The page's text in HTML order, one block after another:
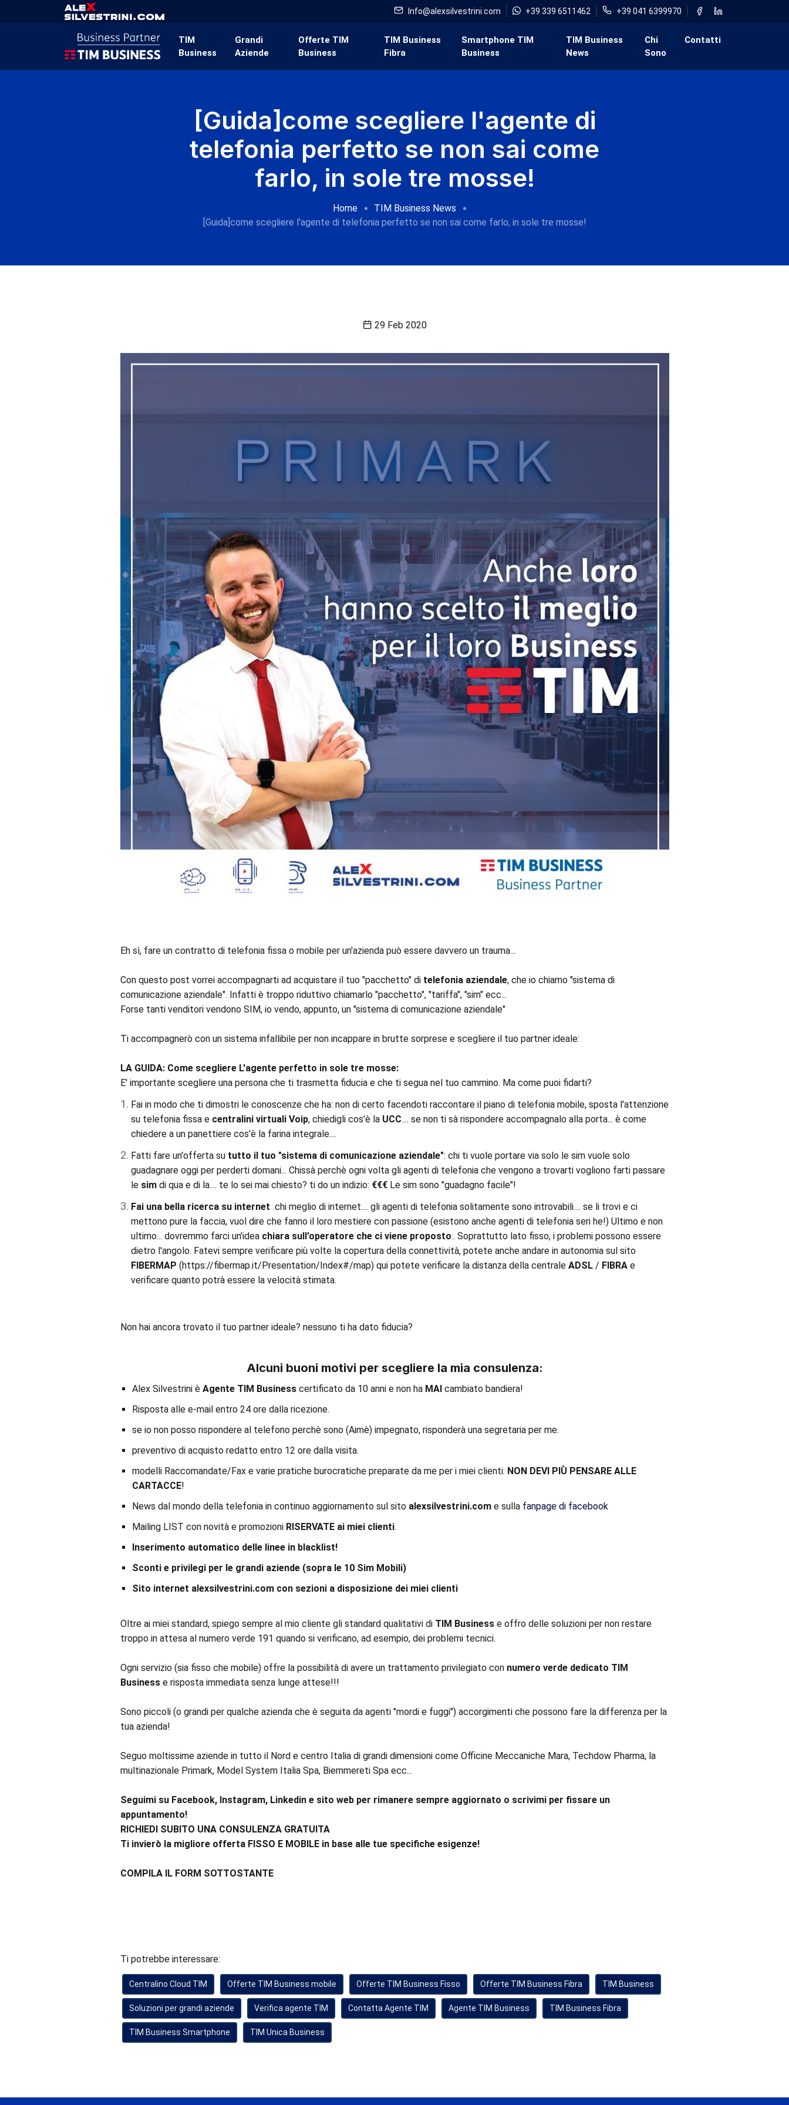
Info@alexsilvestrini.com +39 339 6511462 +39 041 6399970
TIM
Business
Grandi
Aziende
Offerte TIM
Business
TIM Business
Fibra
Smartphone TIM
Business
TIM Business
News
Chi
Sono
Contatti
[Guida]come scegliere l'agente di
telefonia perfetto se non sai come
farlo, in sole tre mosse!
Home
TIM Business News
[Guida]come scegliere l'agente di telefonia perfetto se non sai come farlo, in sole tre mosse!
29 Feb 2020
Eh sì, fare un contratto di telefonia fissa o mobile per un'azienda può essere davvero un trauma...
Con questo post vorrei accompagnarti ad acquistare il tuo "pacchetto" di telefonia aziendale, che io chiamo "sistema di
comunicazione aziendale". Infatti è troppo riduttivo chiamarlo "pacchetto", "tariffa", "sim" ecc...
Forse tanti venditori vendono SIM, io vendo, appunto, un "sistema di comunicazione aziendale"
Ti accompagnerò con un sistema infallibile per non incappare in brutte sorprese e scegliere il tuo partner ideale:
LA GUIDA: Come scegliere L'agente perfetto in sole tre mosse:
E' importante scegliere una persona che ti trasmetta fiducia e che ti segua nel tuo cammino. Ma come puoi fidarti?
Fai in modo che ti dimostri le conoscenze che ha: non di certo facendoti raccontare il piano di telefonia mobile, sposta l'attenzione
su telefonia fissa e centralini virtuali Voip, chiedigli cos'è la UCC.... se non ti sà rispondere accompagnalo alla porta... è come
chiedere a un panettiere cos'è la farina integrale....
Fatti fare un'offerta su tutto il tuo "sistema di comunicazione aziendale": chi ti vuole portare via solo le sim vuole solo
guadagnare oggi per perderti domani... Chissà perchè ogni volta gli agenti di telefonia che vengono a trovarti vogliono farti passare
le sim di qua e di la.... te lo sei mai chiesto? ti do un indizio: €€€Le sim sono "guadagno facile"!
Fai una bella ricerca su internet chi meglio di internet.... gli agenti di telefonia solitamente sono introvabili.... se li trovi e ci
mettono pure la faccia, vuol dire che fanno il loro mestiere con passione (esistono anche agenti di telefonia seri he!) Ultimo e non
ultimo... dovremmo farci un'idea chiara sull'operatore che ci viene proposto.. Soprattutto lato fisso, i problemi possono essere
dietro l'angolo. Fatevi sempre verificare più volte la copertura della connettività, potete anche andare in autonomia sul sito
FIBERMAP (https://fibermap.it/Presentation/Index#/map) qui potete verificare la distanza della centrale ADSL / FIBRA e
verificare quanto potrà essere la velocità stimata.
Non hai ancora trovato il tuo partner ideale? nessuno ti ha dato fiducia?
Alcuni buoni motivi per scegliere la mia consulenza:
Alex Silvestrini è Agente TIM Business certificato da 10 anni e non ha MAI cambiato bandiera!
Risposta alle e-mail entro 24 ore dalla ricezione.
se io non posso rispondere al telefono perchè sono (Aimè) impegnato, risponderà una segretaria per me.
preventivo di acquisto redatto entro 12 ore dalla visita.
modelli Raccomandate/Fax e varie pratiche burocratiche preparate da me per i miei clienti: NON DEVI PIÙ PENSARE ALLE
CARTACCE!
News dal mondo della telefonia in continuo aggiornamento sul sito alexsilvestrini.come sulla fanpage di facebook
Mailing LIST con novità e promozioni RISERVATE ai miei clienti.
Inserimento automatico delle linee in blacklist!
Sconti e privilegi per le grandi aziende (sopra le 10 Sim Mobili)
Sito internet alexsilvestrini.com con sezioni a disposizione dei miei clienti
Oltre ai miei standard, spiego sempre al mio cliente gli standard qualitativi di TIM Businesse offro delle soluzioni per non restare
troppo in attesa al numero verde 191 quando si verificano, ad esempio, dei problemi tecnici.
Ogni servizio (sia fisso che mobile) offre la possibilità di avere un trattamento privilegiato con numero verde dedicato TIM
Business e risposta immediata senza lunge attese!!!
Sono piccoli (o grandi per qualche azienda che è seguita da agenti "mordi e fuggi") accorgimenti che possono fare la differenza per la
tua azienda!
Seguo moltissime aziende in tutto il Nord e centro Italia di grandi dimensioni come Officine Meccaniche Mara, Techdow Pharma, la
multinazionale Primark, Model System Italia Spa, Biemmereti Spa ecc...
Seguimi su Facebook, Instagram, Linkedin e sito web per rimanere sempre aggiornato o scrivimi per fissare un
appuntamento!
RICHIEDI SUBITO UNA CONSULENZA GRATUITA
Ti invierò la migliore offerta FISSO E MOBILE in base alle tue specifiche esigenze!
COMPILA IL FORM SOTTOSTANTE
Ti potrebbe interessare:
Centralino Cloud TIM Offerte TIM Business mobile Offerte TIM Business Fisso Offerte TIM Business Fibra TIM Business
Soluzioni per grandi aziende Verifica agente TIM Contatta Agente TIM Agente TIM Business TIM Business Fibra
TIM Business Smartphone TIM Unica Business